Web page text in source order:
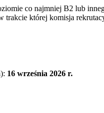
co najmniej B2 lub
której komisja
16 września 2026 r.